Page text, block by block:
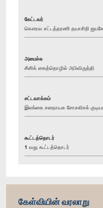
கேட்டவர்
கௌரவ சட்டத்தரணி தயாசிறி
அமைச்சு
சீனிக் கைத்தொழில் அபிவிருத்தி
சட்டவாக்கம்
இலங்கை சனநாயக சோசலிசக்
கூட்டத்தொடர்
1 வது கூட்டத்தொடர்
கேள்வியின் வரலாறு